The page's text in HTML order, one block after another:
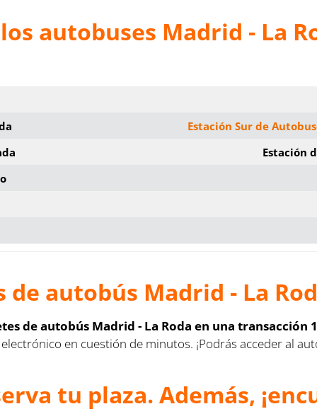
autobuses Madrid - La
Estación Sur de
Estación
autobús Madrid - La
de autobús Madrid - La Roda en una transacción
en cuestión de minutos. ¡Podrás acceder al
tu plaza. Además,